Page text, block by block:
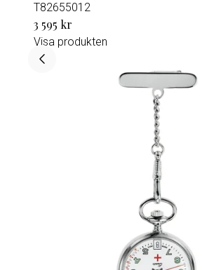
T82655012
3 595 kr
Visa produkten